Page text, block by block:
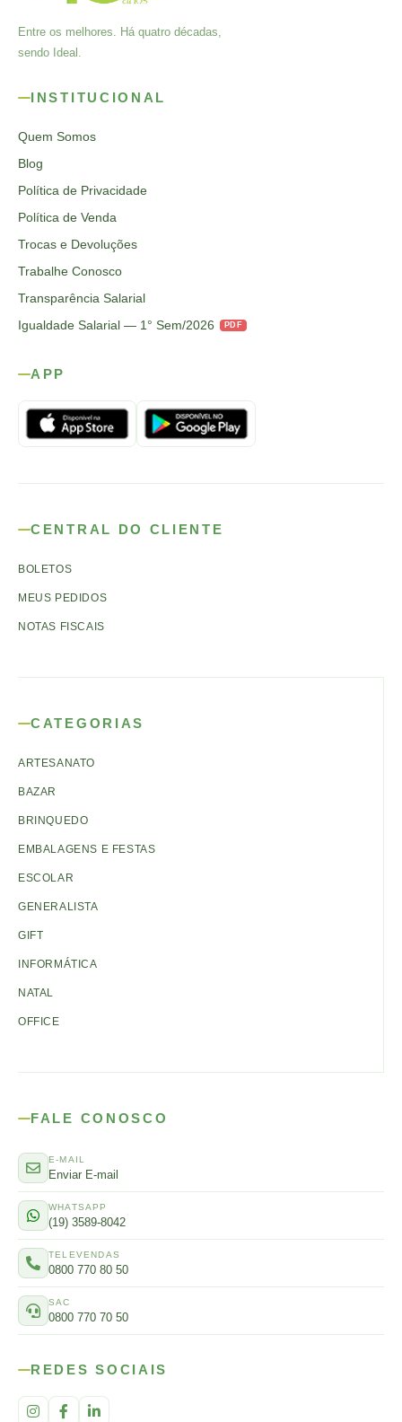
Entre os melhores. Há quatro décadas,
sendo Ideal.
INSTITUCIONAL
Quem Somos
Blog
Política de Privacidade
Política de Venda
Trocas e Devoluções
Trabalhe Conosco
Transparência Salarial
Igualdade Salarial — 1° Sem/2026
PDF
APP
CENTRAL DO CLIENTE
BOLETOS
MEUS PEDIDOS
NOTAS FISCAIS
CATEGORIAS
ARTESANATO
BAZAR
BRINQUEDO
EMBALAGENS E FESTAS
ESCOLAR
GENERALISTA
GIFT
INFORMÁTICA
NATAL
OFFICE
FALE CONOSCO
E-MAIL
Enviar E-mail
WHATSAPP
(19) 3589-8042
TELEVENDAS
0800 770 80 50
SAC
0800 770 70 50
REDES SOCIAIS